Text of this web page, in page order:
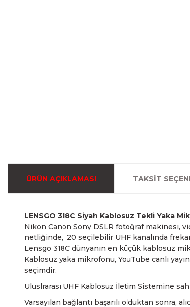
ÜRÜN AÇIKLAMASI TAKSIT
LENSGO 318C Siyah Kablosuz Tekli Yaka
Nikon Canon Sony DSLR fotoğraf makinesi,
netliğinde, 20 seçilebilir UHF kanalında
Lensgo 318C dünyanın en küçük kablosuz
Kablosuz yaka mikrofonu, YouTube canlı
seçimdir.
Uluslrarası UHF Kablosuz İletim Sistemine
Varsayılan bağlantı başarılı olduktan sonra,